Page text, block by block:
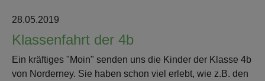
28.05.2019
Klassenfahrt der 4b
Ein kräftiges "Moin" senden uns die Kinder der Klasse 4b
von Norderney. Sie haben schon viel erlebt, wie z.B. den